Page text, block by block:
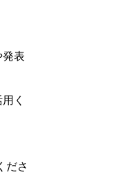
表
く
ださ